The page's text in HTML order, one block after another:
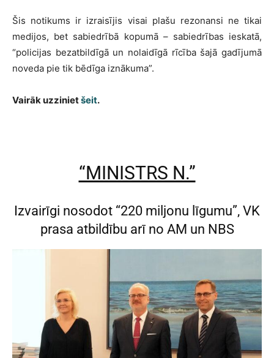
Šis notikums ir izraisījis visai plašu rezonansi ne tikai
medijos, bet sabiedrībā kopumā – sabiedrības ieskatā,
“policijas bezatbildīgā un nolaidīgā rīcība šajā gadījumā
noveda pie tik bēdīga iznākuma”.
Vairāk uzzinietšeit.
“MINISTRS N.”
Izvairīgi nosodot “220 miljonu līgumu”, VK
prasa atbildību arī no AM un NBS